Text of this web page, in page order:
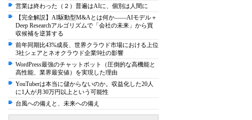
営業は終わった（２）普遍はAIに、個別は人間に
【完全解説】AI駆動型M&Aとは何か――AIモデル＋
Deep Researchアルゴリズムで「会社の未来」から買
収候補を逆算する
前年同期比43%成長、世界クラウド市場における上位
3社シェアとネオクラウド企業9社の影響
WordPress最強のチャットボット（圧倒的な高機能と
高性能、業界最安値）を実現した理由
YouTuberは本当に儲からないのか。収益化した20人
に1人が月30万円以上という可能性
台風への備えと、未来への備え